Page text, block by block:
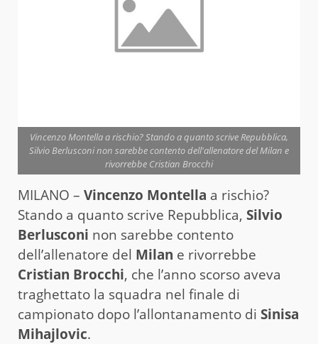
Vincenzo Montella a rischio? Stando a quanto scrive Repubblica,
Silvio Berlusconi non sarebbe contento dell'allenatore del Milan e
rivorrebbe Cristian Brocchi
MILANO – Vincenzo Montella a rischio?
Stando a quanto scrive Repubblica, Silvio
Berlusconi non sarebbe contento
dell’allenatore del Milan e rivorrebbe
Cristian Brocchi, che l’anno scorso aveva
traghettato la squadra nel finale di
campionato dopo l’allontanamento di Sinisa
Mihajlovic.